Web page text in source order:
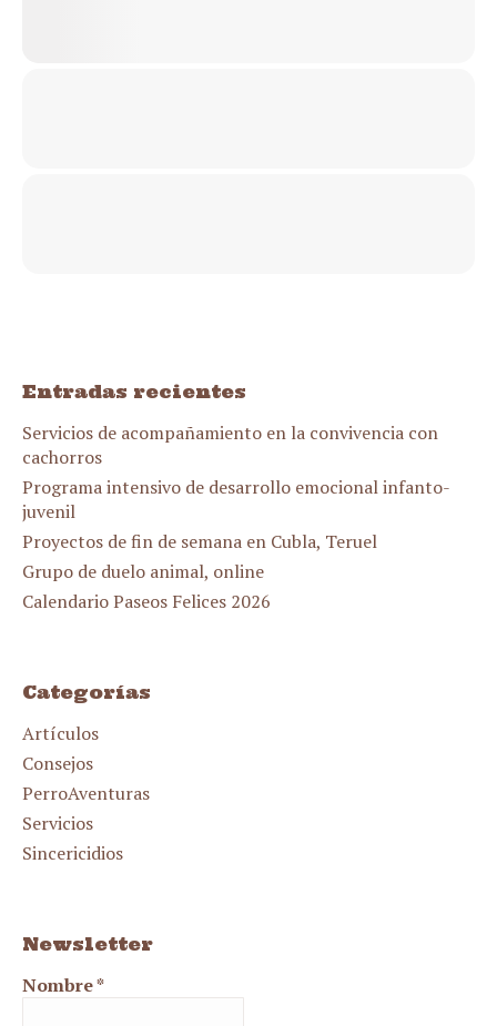
Entradas recientes
Servicios de acompañamiento en la convivencia con
cachorros
Programa intensivo de desarrollo emocional infanto-
juvenil
Proyectos de fin de semana en Cubla, Teruel
Grupo de duelo animal, online
Calendario Paseos Felices 2026
Categorías
Artículos
Consejos
PerroAventuras
Servicios
Sincericidios
Newsletter
Nombre*